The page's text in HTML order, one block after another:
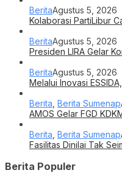
BeritaAgustus 5, 2026
Kolaborasi PartiLibur
BeritaAgustus 5, 2026
Presiden LIRA Gelar
BeritaAgustus 5, 2026
Melalui Inovasi
Berita Berita Sumenap
AMOS Gelar FGD
Berita Berita Sumenap
Fasilitas Dinilai Tak
Berita Populer